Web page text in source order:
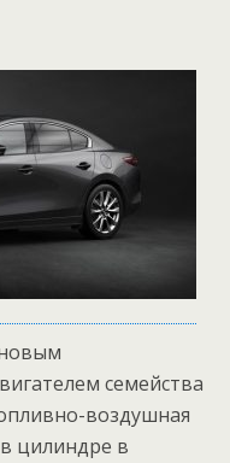
семейства
воздушная
цилиндре в